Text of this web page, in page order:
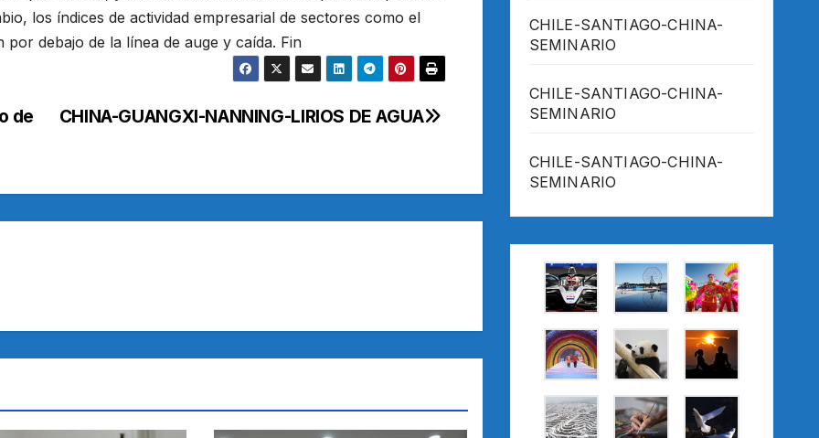
los índices de actividad empresarial de sectores como el
debajo de la línea de auge y caída. Fin
CHINA-GUANGXI-NANNING-LIRIOS DE AGUA
de
CHILE-SANTIAGO-CHINA-
SEMINARIO
CHILE-SANTIAGO-CHINA-
SEMINARIO
CHILE-SANTIAGO-CHINA-
SEMINARIO